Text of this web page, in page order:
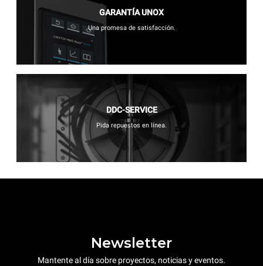
GARANTÍA UNOX
Una promesa de satisfacción.
DDC-SERVICE
Pida repuestos en línea.
Newsletter
Mantente al día sobre proyectos, noticias y eventos.